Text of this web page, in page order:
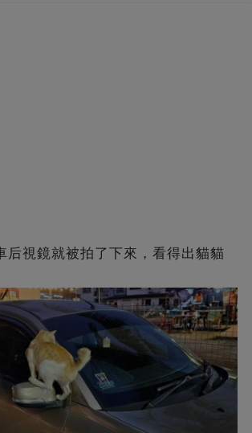
后視鏡就被拍了下來，看得出貓貓